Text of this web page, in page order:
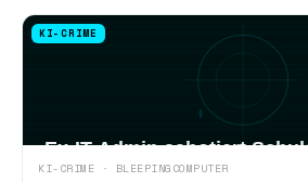
KI-CRIME
KI-CRIME · BLEEPINGCOMPUTER